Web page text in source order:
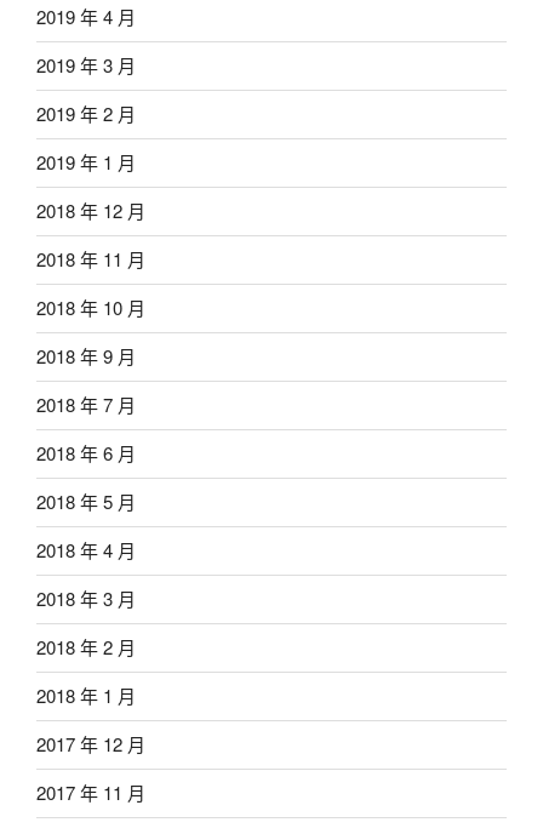
2019 年 4 月
2019 年 3 月
2019 年 2 月
2019 年 1 月
2018 年 12 月
2018 年 11 月
2018 年 10 月
2018 年 9 月
2018 年 7 月
2018 年 6 月
2018 年 5 月
2018 年 4 月
2018 年 3 月
2018 年 2 月
2018 年 1 月
2017 年 12 月
2017 年 11 月